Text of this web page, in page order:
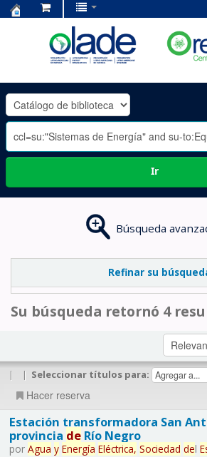
OLADE
-
Ir
Búsqueda
Refinar su
Su búsqueda retornó 4
| | Seleccionar títulos para:
Hacer reserva
Estación transformadora San
provincia deRío Negro
por Agua y Energía Eléctrica, Sociedad del